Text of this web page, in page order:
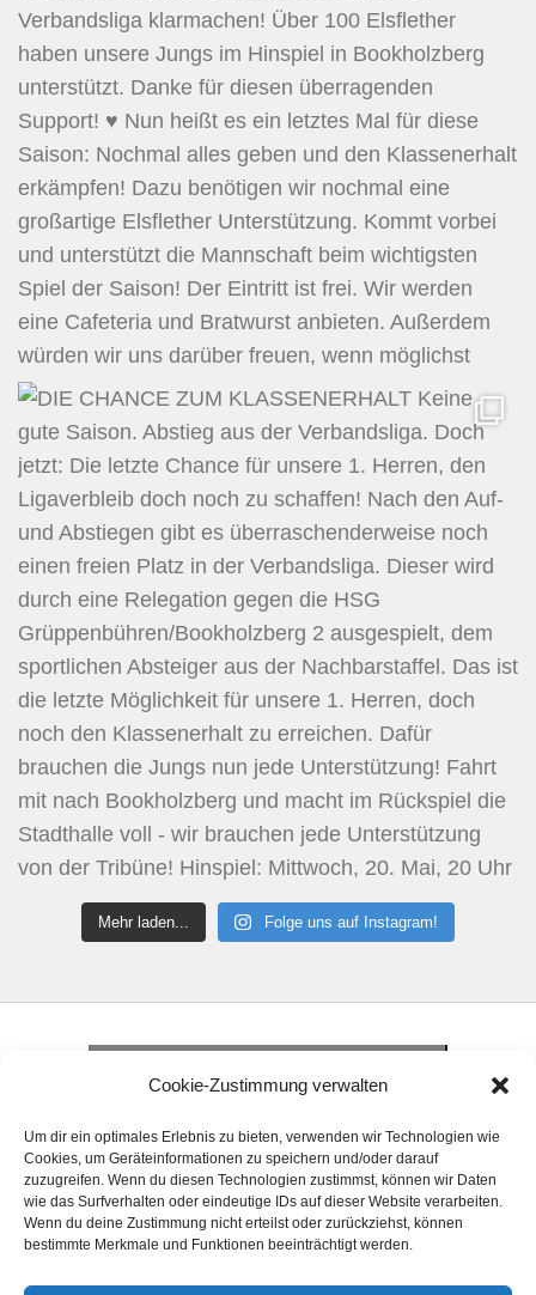
Cookie-Zustimmung verwalten
Um dir ein optimales Erlebnis zu bieten, verwenden wir Technologien wie
Cookies, um Geräteinformationen zu speichern und/oder darauf
zuzugreifen. Wenn du diesen Technologien zustimmst, können wir Daten
wie das Surfverhalten oder eindeutige IDs auf dieser Website verarbeiten.
Wenn du deine Zustimmung nicht erteilst oder zurückziehst, können
bestimmte Merkmale und Funktionen beeinträchtigt werden.
Mehr laden... Folge uns auf Instagram!
Klicke hier, um Marketing-Cookies zu
akzeptieren und diesen Inhalt zu aktivieren